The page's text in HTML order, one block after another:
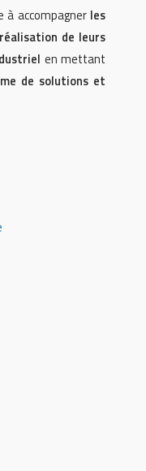
à accompagner les
de leurs
en mettant
de solutions et